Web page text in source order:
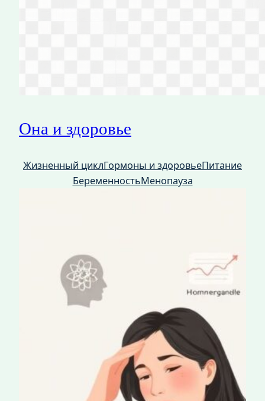
Она и здоровье
Жизненный циклГормоны и здоровьеПитание
БеременностьМенопауза